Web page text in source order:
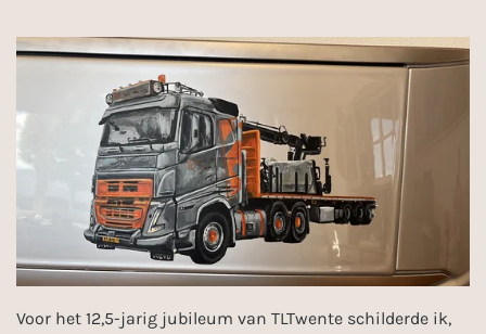
Voor het 12,5-jarig jubileum van TLTwente schilderde ik,